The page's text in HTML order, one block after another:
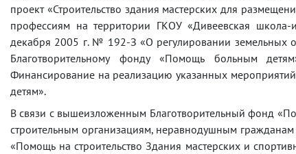
проект «Строительство здания мастерских для
профессиям на территории ГКОУ «Дивеевская школа-
декабря 2005 г. № 192-З «О регулировании земельных
Благотворительному фонду «Помощь больным
Финансирование на реализацию указанных
детям».
В связи с вышеизложенным Благотворительный фонд
строительным организациям, неравнодушным
«Помощь на строительство Здания мастерских и